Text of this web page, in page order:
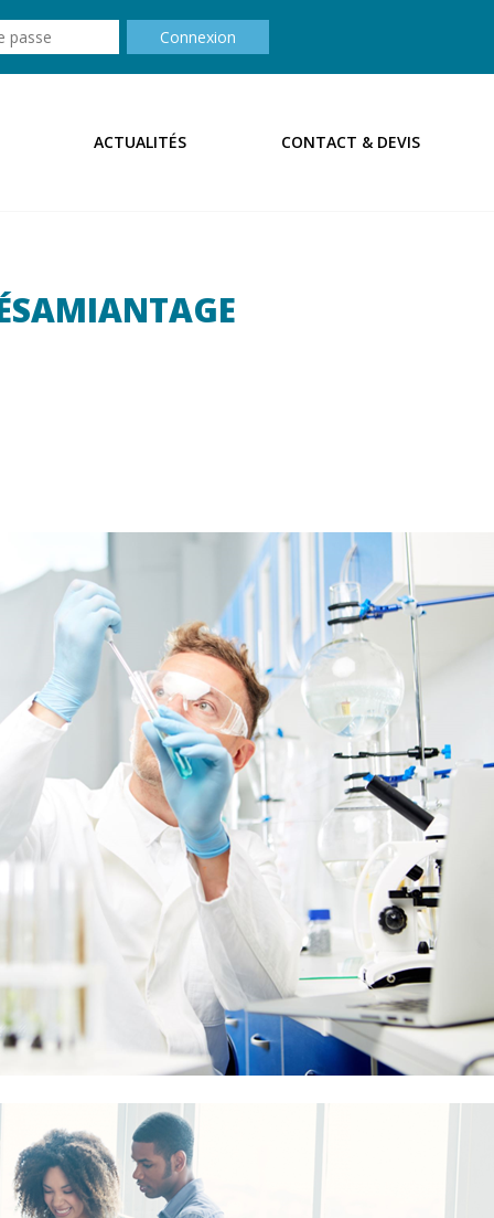
Connexion
ACTUALITÉS CONTACT & DEVIS